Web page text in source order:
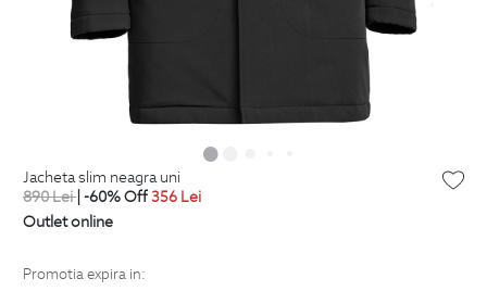
jacheta slim neagra uni
890Lei| -60% Off356 Lei
Outlet online
Promotia expira in: